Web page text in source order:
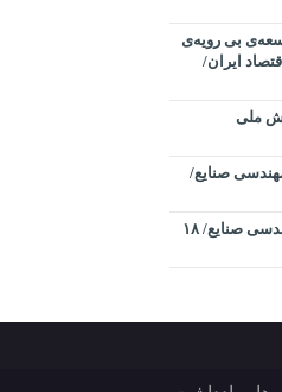
بی رویه‌ی
ایران/
ملی
صنایع/
چهاردهمین کنفرانس بین المللی مهندسی صنایع/ ۱۸